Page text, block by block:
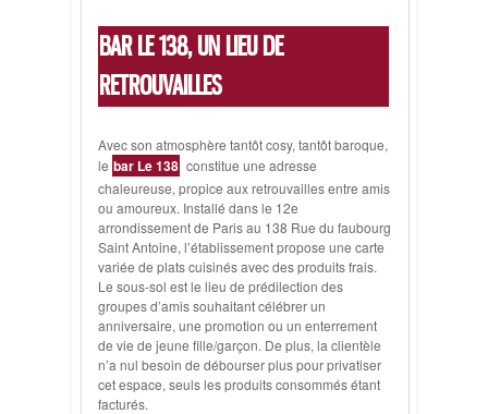
BAR LE 138, UN LIEU DE
RETROUVAILLES
Avec son atmosphère tantôt cosy, tantôt baroque,
le bar Le 138 constitue une adresse
chaleureuse, propice aux retrouvailles entre amis
ou amoureux. Installé dans le 12e
arrondissement de Paris au 138 Rue du faubourg
Saint Antoine, l’établissement propose une carte
variée de plats cuisinés avec des produits frais.
Le sous-sol est le lieu de prédilection des
groupes d’amis souhaitant célébrer un
anniversaire, une promotion ou un enterrement
de vie de jeune fille/garçon. De plus, la clientèle
n’a nul besoin de débourser plus pour privatiser
cet espace, seuls les produits consommés étant
facturés.